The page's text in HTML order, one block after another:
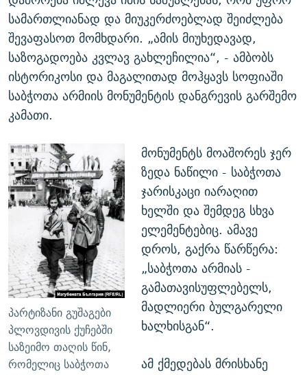
სამართლიანად და მიუკერძოებლად შეიძლება
შევაფასოთ მომხდარი. „ამის მიუხედავად,
საზოგადოება კვლავ გახლეჩილია“, - ამბობს
ისტორიკოსი და მაგალითად მოჰყავს სოფიაში
საბჭოთა არმიის მონუმენტის დანგრევის გარშემო
კამათი.
პარტიზანი გუშაგები
პლოვდივის ქუჩებში
საზეიმო თაღის წინ,
რომელიც საბჭოთა
მონუმენტს მოაშორეს ჯერ
ზედა ნაწილი - საბჭოთა
ჯარისკაცი იარაღით
ხელში და შემდეგ სხვა
ელემენტებიც. ამავე
დროს, გაქრა წარწერა:
„საბჭოთა არმიას -
გამათავისუფლებელს,
მადლიერი ბულგარელი
ხალხისგან“.
ამ ქმედებას მრისხანე